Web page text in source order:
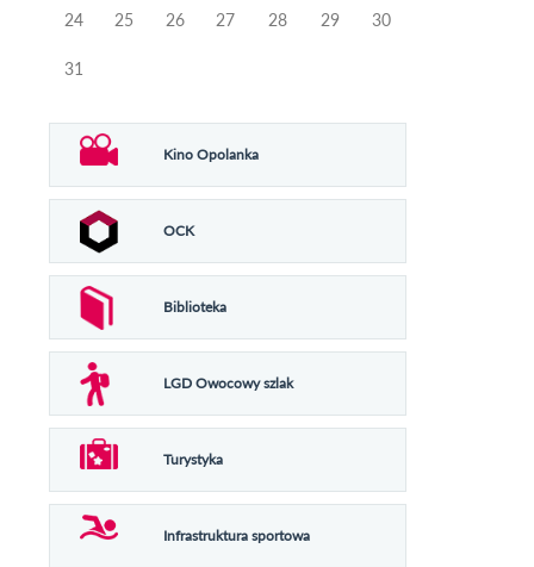
24 25 26 27 28 29 30
31
Kino Opolanka
OCK
Biblioteka
LGD Owocowy szlak
Turystyka
Infrastruktura sportowa